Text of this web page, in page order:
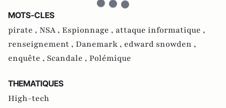
MOTS-CLES
pirate , NSA , Espionnage , attaque informatique ,
renseignement , Danemark , edward snowden ,
enquête , Scandale , Polémique
THEMATIQUES
High-tech